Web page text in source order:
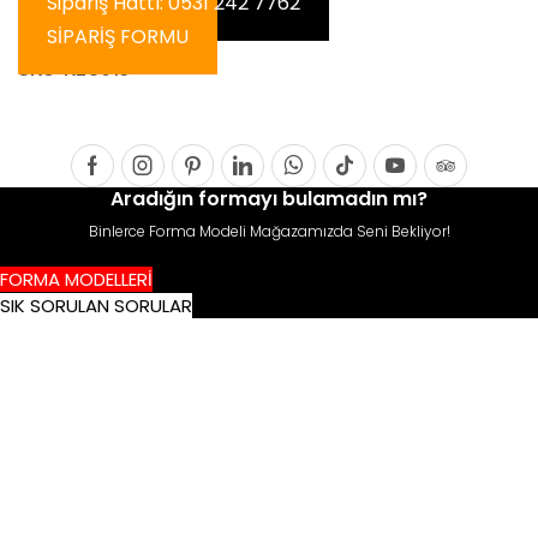
SİPARİŞ FORMU
SKU:KLC013
FacebookInstagram
PinterestLinkedinWhatsapp
Tik-
tok
Youtube
Aradığın formayı bulamadın mı?
Binlerce Forma Modeli Mağazamızda Seni Bekliyor!
FORMA MODELLERİ
SIK SORULAN SORULAR